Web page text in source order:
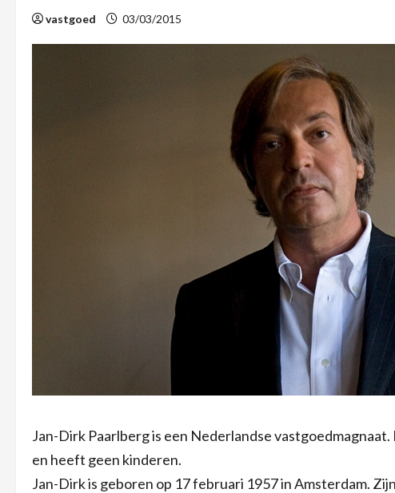
vastgoed 03/03/2015
Jan-Dirk Paarlberg is een Nederlandse
en heeft geen kinderen.
Jan-Dirk is geboren op 17 februari 1957 in Amsterdam.